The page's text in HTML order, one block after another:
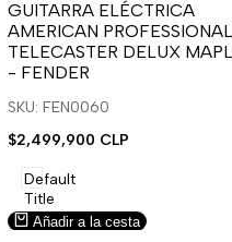
para
usar
la
lista
de
para
usar
Compare
GUITARRA ELÉCTRICA
AMERICAN
TELECASTER DELUX
- FENDER
SKU: FEN0060
Precio
venta
$2,499,900 CLP
Default
Title
Añadir a la cesta